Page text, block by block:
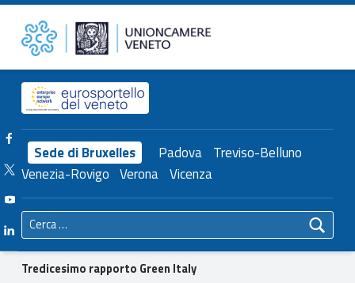
Tredicesimo rapporto Green Italy – Unioncamere del Veneto Unioncamere del Veneto
Header info sidebar
Sede di Bruxelles Padova Treviso-Belluno
Venezia-Rovigo Verona Vicenza
Facebook Unioncamere Veneto
Twitter Unioncamere Veneto
Youtube Unioncamere Veneto
Linkedin Unioncamere Veneto
Ricerca per:
Breadcrumbs navigation
Tredicesimo rapporto Green Italy